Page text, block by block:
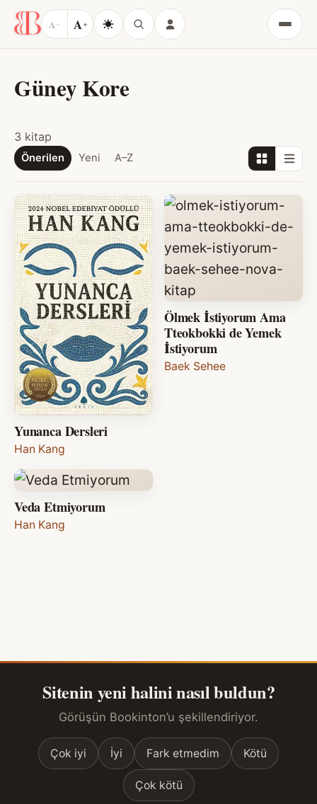
A − A+
Menü
Güney Kore
3 kitap
Önerilen Yeni A–Z
Yunanca Dersleri
Han Kang
Ölmek İstiyorum Ama
Tteokbokki de Yemek
İstiyorum
Baek Sehee
Veda Etmiyorum
Han Kang
Sitenin yeni halini nasıl buldun?
Görüşün Bookinton’u şekillendiriyor.
Çok iyi İyi Fark etmedim Kötü
Çok kötü